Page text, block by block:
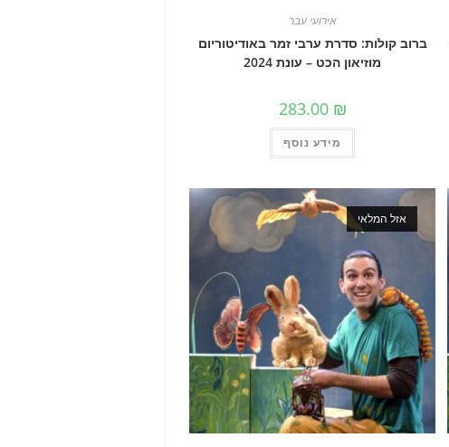
אירועי עבר
ברוב קולות: סדרת ערבי זמר באודיטוריום
מוזיאון הכט – עונת 2024
283.00 ₪
מידע נוסף
אזל המלאי